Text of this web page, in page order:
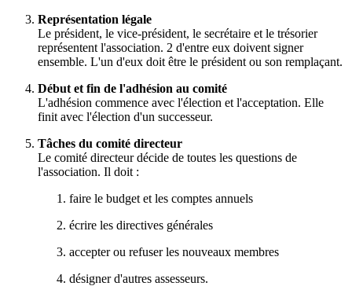
Représentation légale
Le président, le vice-président, le secrétaire et le trésorier
représentent l'association. 2 d'entre eux doivent signer
ensemble. L'un d'eux doit être le président ou son remplaçant.
Début et fin de l'adhésion au comité
L'adhésion commence avec l'élection et l'acceptation. Elle
finit avec l'élection d'un successeur.
Tâches du comité directeur
Le comité directeur décide de toutes les questions de
l'association. Il doit :
faire le budget et les comptes annuels
écrire les directives générales
accepter ou refuser les nouveaux membres
désigner d'autres assesseurs.